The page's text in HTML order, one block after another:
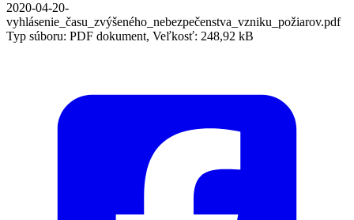
2020-04-20-
vyhlásenie_času_zvýšeného_nebezpečenstva_vzniku_požiarov.pdf
Typ súboru: PDF dokument, Veľkosť: 248,92 kB